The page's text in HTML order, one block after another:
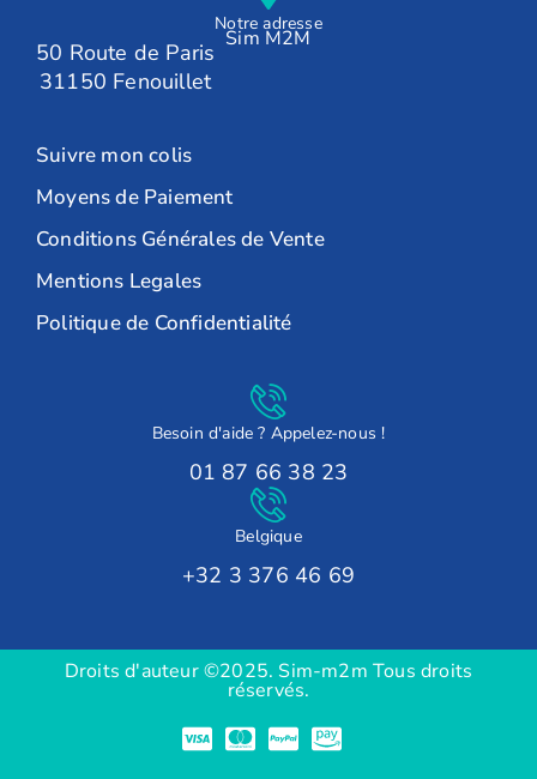
Notre adresse
Sim M2M
50 Route de Paris
31150 Fenouillet
Suivre mon colis
Moyens de Paiement
Conditions Générales de Vente
Mentions Legales
Politique de Confidentialité
Besoin d'aide ? Appelez-nous !
01 87 66 38 23
Belgique
+32 3 376 46 69
Droits d'auteur ©2025. Sim-m2m Tous droits
réservés.